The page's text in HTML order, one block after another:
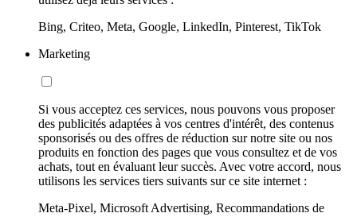
Bing, Criteo, Meta, Google, LinkedIn, Pinterest, TikTok
Marketing
Si vous acceptez ces services, nous pouvons vous proposer
des publicités adaptées à vos centres d'intérêt, des contenus
sponsorisés ou des offres de réduction sur notre site ou nos
produits en fonction des pages que vous consultez et de vos
achats, tout en évaluant leur succès. Avec votre accord, nous
utilisons les services tiers suivants sur ce site internet :
Meta-Pixel, Microsoft Advertising, Recommandations de